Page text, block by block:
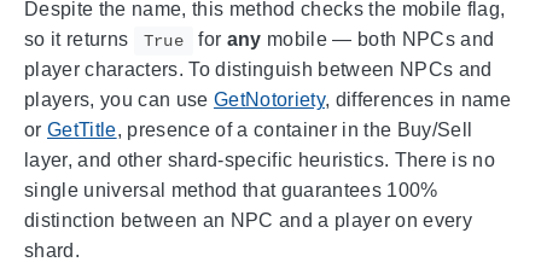
Despite the name, this method checks the mobile flag,
so it returns
True for any mobile — both NPCs and
player characters. To distinguish between NPCs and
players, you can use GetNotoriety, differences in name
or GetTitle, presence of a container in the Buy/Sell
layer, and other shard-specific heuristics. There is no
single universal method that guarantees 100%
distinction between an NPC and a player on every
shard.